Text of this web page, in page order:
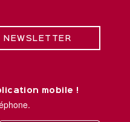
NEWSLETTER
mobile !